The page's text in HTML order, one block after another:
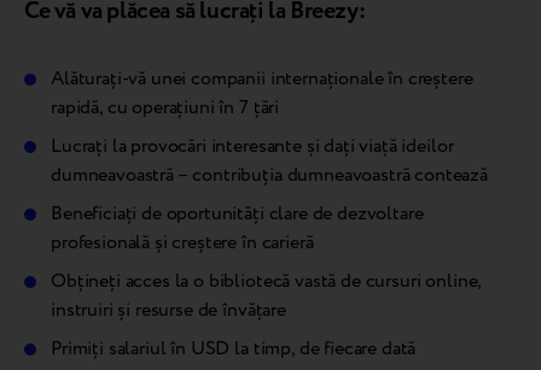
Ce vă va plăcea să lucrați la Breezy:
Alăturați-vă unei companii internaționale în creștere
rapidă, cu operațiuni în 7 țări
Lucrați la provocări interesante și dați viață ideilor
dumneavoastră – contribuția dumneavoastră contează
Beneficiați de oportunități clare de dezvoltare
profesională și creștere în carieră
Obțineți acces la o bibliotecă vastă de cursuri online,
instruiri și resurse de învățare
Primiți salariul în USD la timp, de fiecare dată